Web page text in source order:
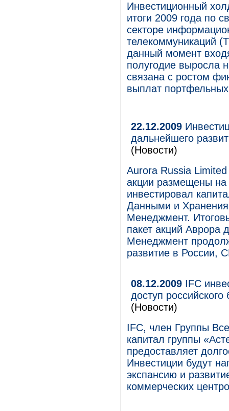
Инвестиционный
итоги 2009 года по
секторе
телекоммуникаций
данный момент
полугодие выросла
связана с ростом
выплат
22.12.2009
дальнейшего
(Новости)
Aurora Russia
акции размещены на
инвестировал
Данными и
Менеджмент.
пакет акций Аврора
Менеджмент
развитие в России,
08.12.2009 IFC
доступ
(Новости)
IFC, член Группы
капитал группы
предоставляет
Инвестиции будут
экспансию и
коммерческих